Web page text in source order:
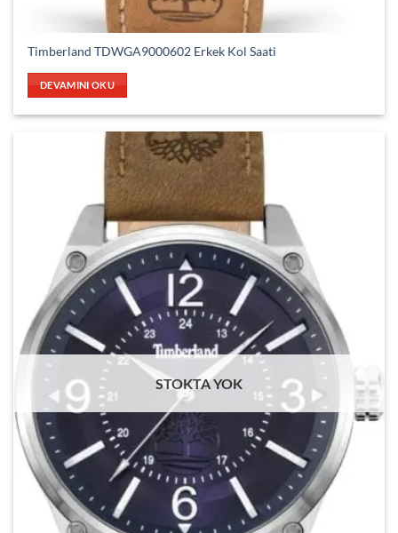
Timberland TDWGA9000602 Erkek Kol Saati
DEVAMINI OKU
STOKTA YOK